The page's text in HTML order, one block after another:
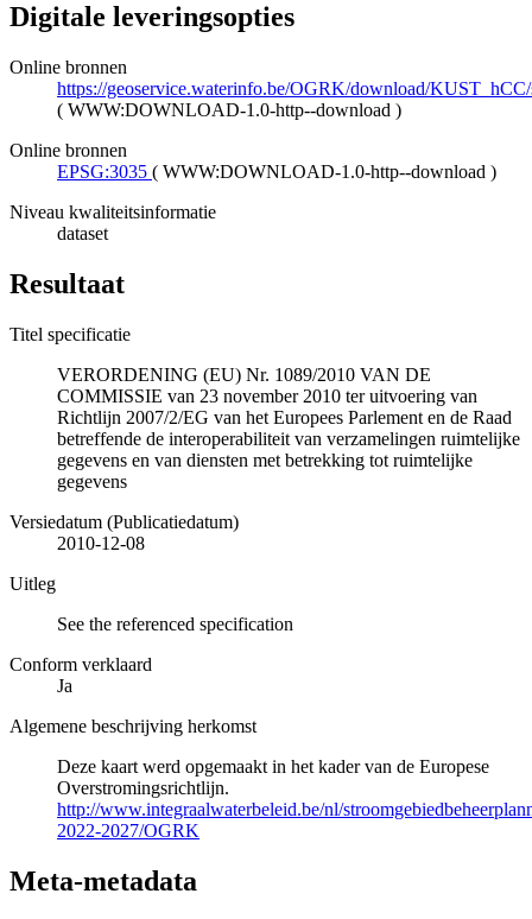
Digitale leveringsopties
Online bronnen
https://geoservice.waterinfo.be/OGRK/download/
( WWW:DOWNLOAD-1.0-http--download )
Online bronnen
EPSG:3035 ( WWW:DOWNLOAD-1.0-http--download )
Niveau kwaliteitsinformatie
dataset
Resultaat
Titel specificatie
VERORDENING (EU) Nr. 1089/2010 VAN DE
COMMISSIE van 23 november 2010 ter uitvoering van
Richtlijn 2007/2/EG van het Europees Parlement en de Raad
betreffende de interoperabiliteit van verzamelingen ruimtelijke
gegevens en van diensten met betrekking tot ruimtelijke
gegevens
Versiedatum (Publicatiedatum)
2010-12-08
Uitleg
See the referenced specification
Conform verklaard
Ja
Algemene beschrijving herkomst
Deze kaart werd opgemaakt in het kader van de Europese
Overstromingsrichtlijn.
http://www.integraalwaterbeleid.be/nl/
2022-2027/OGRK
Meta-metadata